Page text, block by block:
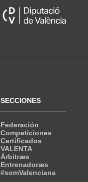
SECCIONES
Federación
Competiciones
Certificados
VALENTA
Árbitræs
Entrenadoræs
#somValenciana